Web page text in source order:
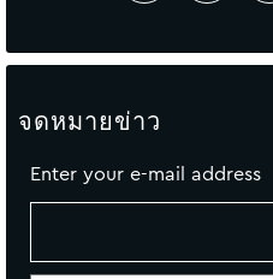
จดหมายข่าว
Enter your e-mail address